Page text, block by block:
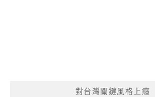
對台灣關鍵風格上癮